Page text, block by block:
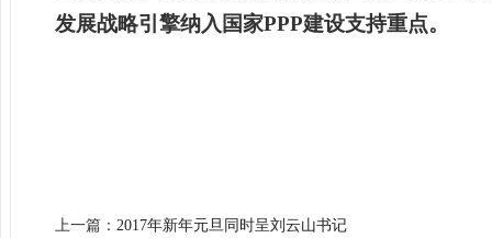
发展战略引擎纳入国家PPP建设支持重点。
上一篇： 2017年新年元旦同时呈刘云山书记